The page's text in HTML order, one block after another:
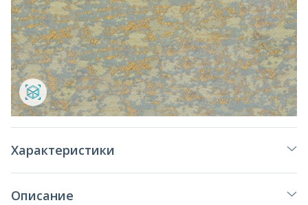
Характеристики
Описание